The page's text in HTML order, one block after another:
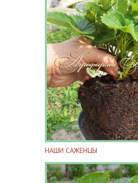
НАШИ САЖЕНЦЫ